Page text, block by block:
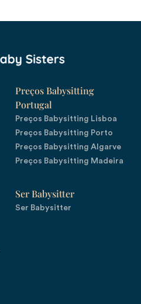
Preços Babysitting
Portugal
Preços Babysitting Lisboa
Preços Babysitting Porto
Preços Babysitting Algarve
Preços Babysitting Madeira
Ser Babysitter
Ser Babysitter